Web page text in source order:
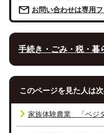
お問い合わせは専用
手続き・ごみ・税・暮
このページを見た人は
家族体験農業 「ベジ